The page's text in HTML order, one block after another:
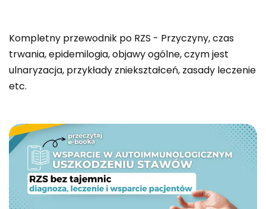
Kompletny przewodnik po RZS - Przyczyny, czas
trwania, epidemilogia, objawy ogólne, czym jest
ulnaryzacja, przykłady zniekształceń, zasady leczenie
etc.